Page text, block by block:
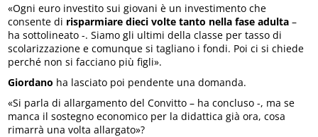
«Ogni euro investito sui giovani è un investimento che
consente di risparmiare dieci volte tanto nella fase adulta –
ha sottolineato -. Siamo gli ultimi della classe per tasso di
scolarizzazione e comunque si tagliano i fondi. Poi ci si chiede
perché non si facciano più figli».
Giordano ha lasciato poi pendente una domanda.
«Si parla di allargamento del Convitto – ha concluso -, ma se
manca il sostegno economico per la didattica già ora, cosa
rimarrà una volta allargato»?